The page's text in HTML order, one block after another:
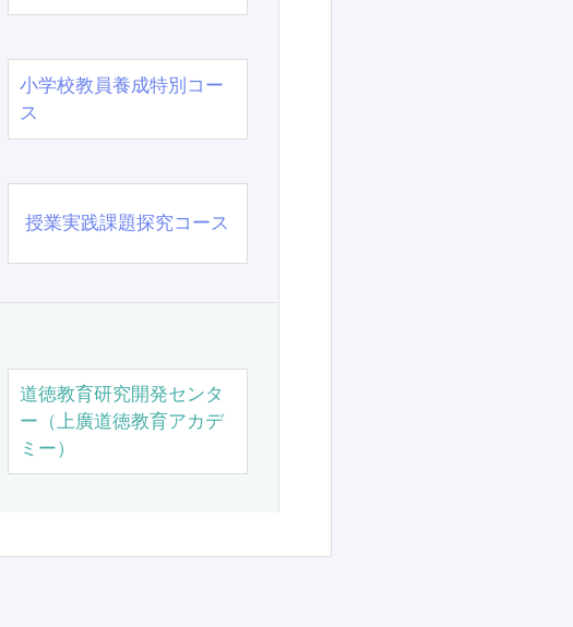
小学校教員養成特別コー
ス
授業実践課題探究コース
道徳教育研究開発センタ
ー（上廣道徳教育アカデ
ミー）